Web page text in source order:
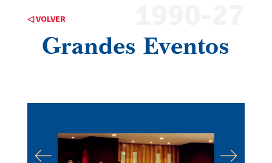
◁ VOLVER
Grandes Eventos